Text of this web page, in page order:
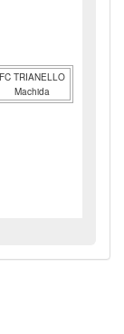
FC TRIANELLO
Machida